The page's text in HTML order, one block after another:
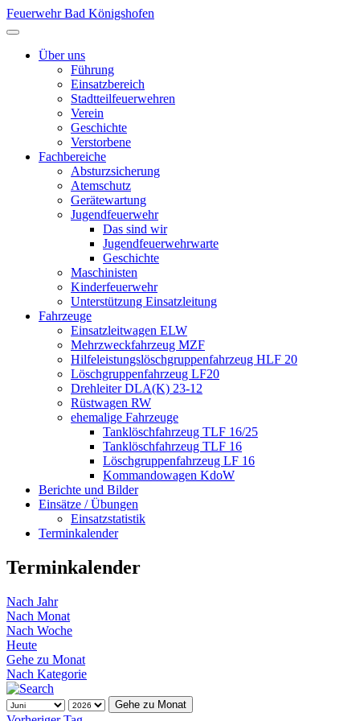
Feuerwehr Bad Königshofen
Über uns
Führung
Einsatzbereich
Stadtteilfeuerwehren
Verein
Geschichte
Verstorbene
Fachbereiche
Absturzsicherung
Atemschutz
Gerätewartung
Jugendfeuerwehr
Das sind wir
Jugendfeuerwehrwarte
Geschichte
Maschinisten
Kinderfeuerwehr
Unterstützung Einsatzleitung
Fahrzeuge
Einsatzleitwagen ELW
Mehrzweckfahrzeug MZF
Hilfeleistungslöschgruppenfahrzeug HLF 20
Löschgruppenfahrzeug LF20
Drehleiter DLA(K) 23-12
Rüstwagen RW
ehemalige Fahrzeuge
Tanklöschfahrzeug TLF 16/25
Tanklöschfahrzeug TLF 16
Löschgruppenfahrzeug LF 16
Kommandowagen KdoW
Berichte und Bilder
Einsätze / Übungen
Einsatzstatistik
Terminkalender
Terminkalender
Nach Jahr
Nach Monat
Nach Woche
Heute
Gehe zu Monat
Nach Kategorie
Gehe zu Monat